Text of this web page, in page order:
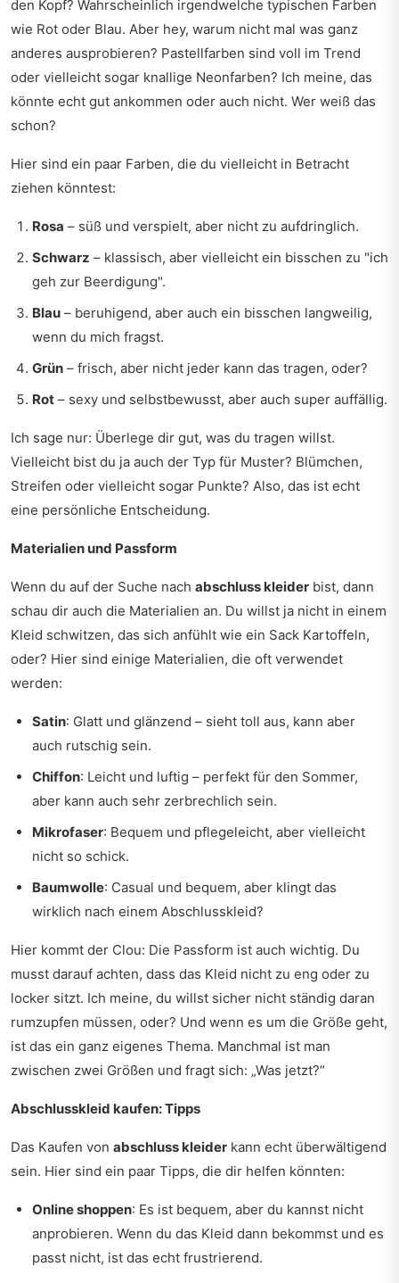
den Kopf? Wahrscheinlich irgendwelche typischen Farben
wie Rot oder Blau. Aber hey, warum nicht mal was ganz
anderes ausprobieren? Pastellfarben sind voll im Trend
oder vielleicht sogar knallige Neonfarben? Ich meine, das
könnte echt gut ankommen oder auch nicht. Wer weiß das
schon?
Hier sind ein paar Farben, die du vielleicht in Betracht
ziehen könntest:
Rosa – süß und verspielt, aber nicht zu aufdringlich.
Schwarz – klassisch, aber vielleicht ein bisschen zu "ich
geh zur Beerdigung".
Blau – beruhigend, aber auch ein bisschen langweilig,
wenn du mich fragst.
Grün – frisch, aber nicht jeder kann das tragen, oder?
Rot – sexy und selbstbewusst, aber auch super auffällig.
Ich sage nur: Überlege dir gut, was du tragen willst.
Vielleicht bist du ja auch der Typ für Muster? Blümchen,
Streifen oder vielleicht sogar Punkte? Also, das ist echt
eine persönliche Entscheidung.
Materialien und Passform
Wenn du auf der Suche nach abschluss kleider bist, dann
schau dir auch die Materialien an. Du willst ja nicht in einem
Kleid schwitzen, das sich anfühlt wie ein Sack Kartoffeln,
oder? Hier sind einige Materialien, die oft verwendet
werden:
Satin: Glatt und glänzend – sieht toll aus, kann aber
auch rutschig sein.
Chiffon: Leicht und luftig – perfekt für den Sommer,
aber kann auch sehr zerbrechlich sein.
Mikrofaser: Bequem und pflegeleicht, aber vielleicht
nicht so schick.
Baumwolle: Casual und bequem, aber klingt das
wirklich nach einem Abschlusskleid?
Hier kommt der Clou: Die Passform ist auch wichtig. Du
musst darauf achten, dass das Kleid nicht zu eng oder zu
locker sitzt. Ich meine, du willst sicher nicht ständig daran
rumzupfen müssen, oder? Und wenn es um die Größe geht,
ist das ein ganz eigenes Thema. Manchmal ist man
zwischen zwei Größen und fragt sich: „Was jetzt?“
Abschlusskleid kaufen: Tipps
Das Kaufen von abschluss kleider kann echt überwältigend
sein. Hier sind ein paar Tipps, die dir helfen könnten:
Online shoppen: Es ist bequem, aber du kannst nicht
anprobieren. Wenn du das Kleid dann bekommst und es
passt nicht, ist das echt frustrierend.